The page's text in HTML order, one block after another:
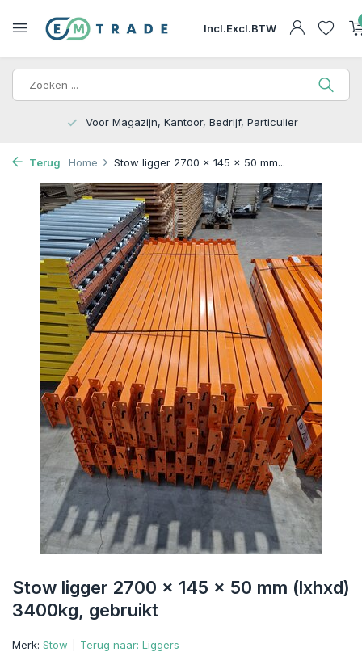
Incl.Excl.BTW
15.000m2 op Voorraad | Bezorgen of Afhalen
Terug Home Stow ligger 2700 x 145 x 50 mm...
Stow ligger 2700 x 145 x 50 mm (lxhxd)
3400kg, gebruikt
Merk: Stow Terug naar: Liggers